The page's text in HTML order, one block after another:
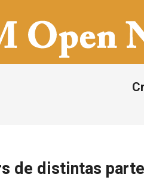
de distintas